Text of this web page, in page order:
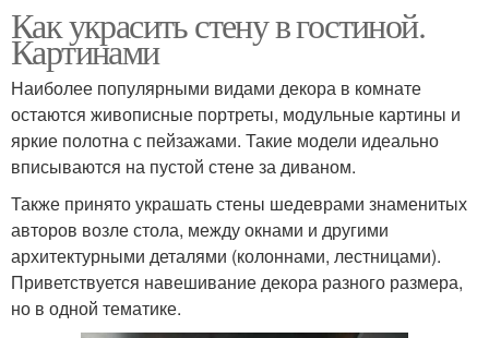
Как украсить стену в гостиной.
Картинами
Наиболее популярными видами декора в комнате
остаются живописные портреты, модульные картины и
яркие полотна с пейзажами. Такие модели идеально
вписываются на пустой стене за диваном.
Также принято украшать стены шедеврами знаменитых
авторов возле стола, между окнами и другими
архитектурными деталями (колоннами, лестницами).
Приветствуется навешивание декора разного размера,
но в одной тематике.